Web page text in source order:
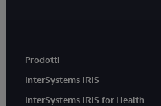
Prodotti
InterSystems IRIS
InterSystems IRIS for Health